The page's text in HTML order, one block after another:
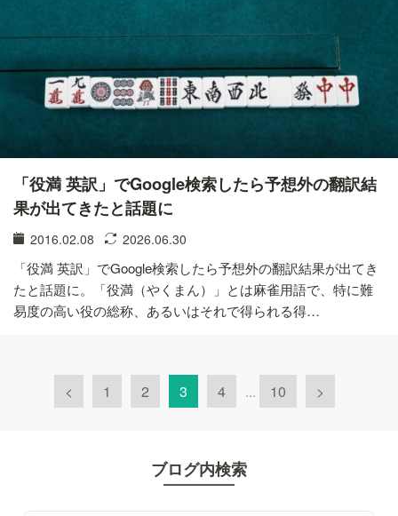
「役満 英訳」でGoogle検索したら予想外の翻訳結
果が出てきたと話題に
2016.02.08 2026.06.30
「役満 英訳」でGoogle検索したら予想外の翻訳結果が出てき
たと話題に。「役満（やくまん）」とは麻雀用語で、特に難
易度の高い役の総称、あるいはそれで得られる得…
< 1 2 3 4 ... 10 >
ブログ内検索